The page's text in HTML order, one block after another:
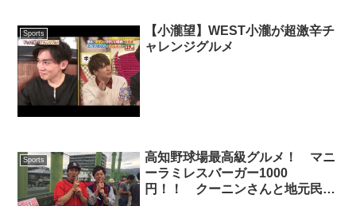
Sports
【小瀧望】WEST小瀧が超激辛チ
ャレンジグルメ
Sports
高知野球場最高級グルメ！ マニ
ーラミレスバーガー1000
円！！ クーニンさんと地元民の